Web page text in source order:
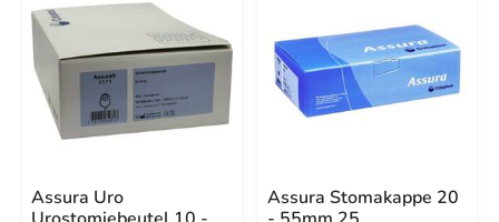
Assura Uro
Assura Stomakappe 20